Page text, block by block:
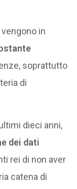
vengono in
soprattutto
di
dieci anni,
dei dati
rei di non aver
catena di